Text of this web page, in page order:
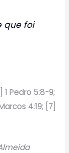
que foi
1 Pedro 5:8-9;
4:19; [7]